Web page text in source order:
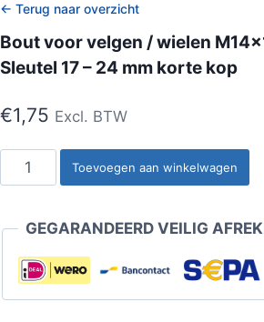
← Terug naar overzicht
Bout voor velgen / wielen
Sleutel 17 – 24 mm korte kop
€1,75 Excl. BTW
Bout
voor
/
wielen
M14x1.25
Toevoegen aan winkelwagen
GEGARANDEERD VEILIG